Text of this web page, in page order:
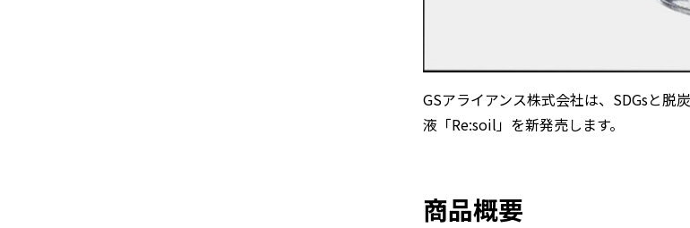
GSアライアンス株式会社は、SDGsと
液「Re:soil」を新発売します。
商品概要